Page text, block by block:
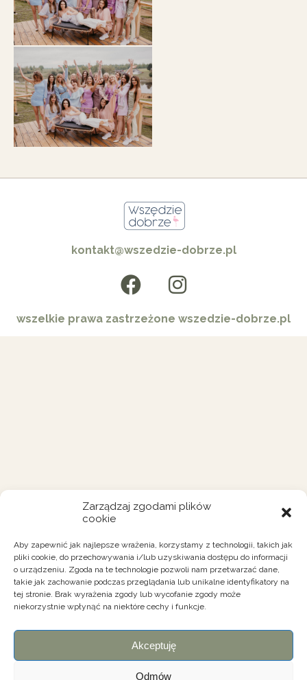
Zarządzaj zgodami plików
cookie
Aby zapewnić jak najlepsze wrażenia, korzystamy z technologii, takich jak
pliki cookie, do przechowywania i/lub uzyskiwania dostępu do informacji
o urządzeniu. Zgoda na te technologie pozwoli nam przetwarzać dane,
takie jak zachowanie podczas przeglądania lub unikalne identyfikatory na
tej stronie. Brak wyrażenia zgody lub wycofanie zgody może
niekorzystnie wpłynąć na niektóre cechy i funkcje.
Akceptuję
Odmów
kontakt@wszedzie-dobrze.pl
wszelkie prawa zastrzeżone wszedzie-dobrze.pl